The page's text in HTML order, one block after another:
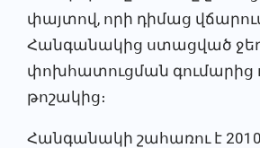
փայտով, որի դիմաց
Հանգանակից ստացված
փոխհատուցման գումարից
թոշակից։
Հանգանակի շահառու է